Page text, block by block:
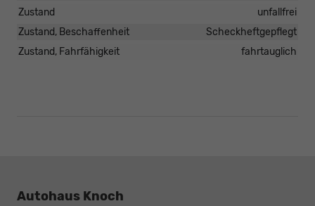
Zustand
unfallfrei
Zustand, Beschaffenheit
Scheckheftgepflegt
Zustand, Fahrfähigkeit
fahrtauglich
Autohaus Knoch